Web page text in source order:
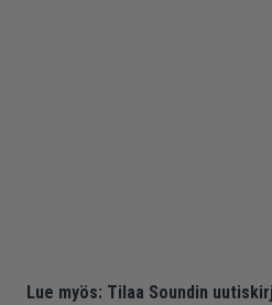
Lue myös: Tilaa Soundin